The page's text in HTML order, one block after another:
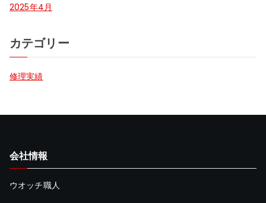
2025年4月
カテゴリー
修理実績
会社情報
ウオッチ職人